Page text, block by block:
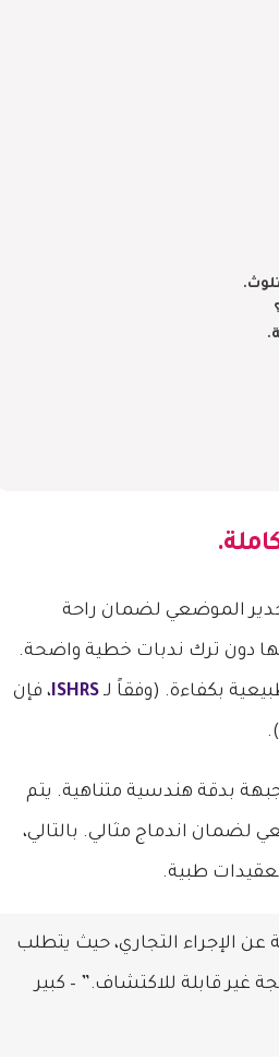
الموضعي لضمان راحة
دون ترك ندبات خطية واضحة.
بكفاءة. (وفقاً لـ ISHRS، فإن
بدقة هندسية متناهية. يتم
لضمان اندماج مثالي. بالتالي،
طبية.
الإجراء التجاري، حيث يتطلب
غير قابلة للاكتشاف.” – كبير